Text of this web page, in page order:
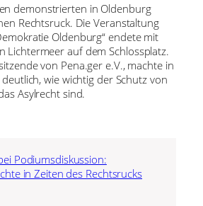
demonstrierten in Oldenburg
Rechtsruck. Die Veranstaltung
Oldenburg“ endete mit
Lichtermeer auf dem Schlossplatz.
von Pena.ger e.V., machte in
wie wichtig der Schutz von
Asylrecht sind.